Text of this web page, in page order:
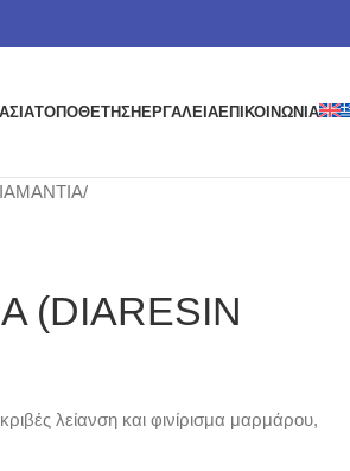
ΤΟΠΟΘΕΤΗΣΗ ΕΡΓΑΛΕΙΑΕΠΙΚΟΙΝΩΝΙΑ
(DIARESIN
λείανση και φινίρισμα μαρμάρου,